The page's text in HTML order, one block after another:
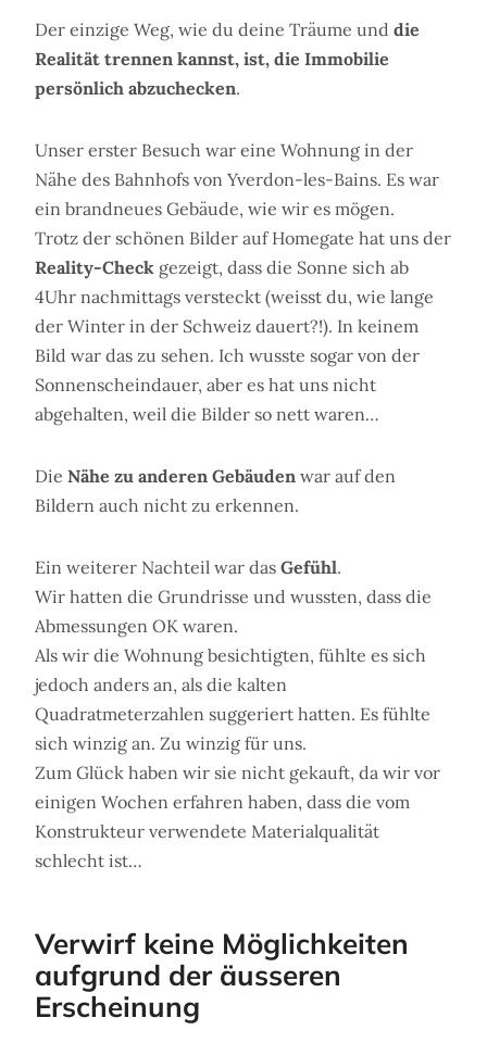
Der einzige Weg, wie du deine Träume und die
Realität trennen kannst, ist, die Immobilie
persönlich abzuchecken.
Unser erster Besuch war eine Wohnung in der
Nähe des Bahnhofs von Yverdon-les-Bains. Es war
ein brandneues Gebäude, wie wir es mögen.
Trotz der schönen Bilder auf Homegate hat uns der
Reality-Check gezeigt, dass die Sonne sich ab
4Uhr nachmittags versteckt (weisst du, wie lange
der Winter in der Schweiz dauert?!). In keinem
Bild war das zu sehen. Ich wusste sogar von der
Sonnenscheindauer, aber es hat uns nicht
abgehalten, weil die Bilder so nett waren…
Die Nähe zu anderen Gebäuden war auf den
Bildern auch nicht zu erkennen.
Ein weiterer Nachteil war das Gefühl.
Wir hatten die Grundrisse und wussten, dass die
Abmessungen OK waren.
Als wir die Wohnung besichtigten, fühlte es sich
jedoch anders an, als die kalten
Quadratmeterzahlen suggeriert hatten. Es fühlte
sich winzig an. Zu winzig für uns.
Zum Glück haben wir sie nicht gekauft, da wir vor
einigen Wochen erfahren haben, dass die vom
Konstrukteur verwendete Materialqualität
schlecht ist…
Verwirf keine Möglichkeiten
aufgrund der äusseren
Erscheinung